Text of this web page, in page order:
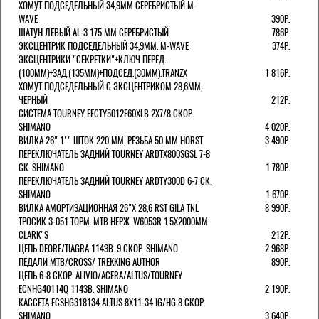
ХОМУТ ПОДСЕДЕЛЬНЫЙ 34,9ММ СЕРЕБРИСТЫЙ M-
WAVE
390Р.
ШАТУН ЛЕВЫЙ AL-3 175 ММ СЕРЕБРИСТЫЙ
786Р.
ЭКСЦЕНТРИК ПОДСЕДЕЛЬНЫЙ 34,9ММ. M-WAVE
374Р.
ЭКСЦЕНТРИКИ "СЕКРЕТКИ"+КЛЮЧ ПЕРЕД.
(100ММ)+ЗАД.(135ММ)+ПОДСЕД.(30ММ).TRANZX
1 816Р.
ХОМУТ ПОДСЕДЕЛЬНЫЙ С ЭКСЦЕНТРИКОМ 28,6ММ,
ЧЕРНЫЙ
212Р.
СИСТЕМА TOURNEY EFCTY5012E60XLB 2X7/8 СКОР.
SHIMANO
4 020Р.
ВИЛКА 26" 1'' ШТОК 220 ММ, РЕЗЬБА 50 ММ HORST
3 490Р.
ПЕРЕКЛЮЧАТЕЛЬ ЗАДНИЙ TOURNEY ARDTX800SGSL 7-8
СК. SHIMANO
1 780Р.
ПЕРЕКЛЮЧАТЕЛЬ ЗАДНИЙ TOURNEY ARDTY300D 6-7 СК.
SHIMANO
1 670Р.
ВИЛКА АМОРТИЗАЦИОННАЯ 26"Х 28,6 RST GILA TNL
8 990Р.
ТРОСИК 3-051 ТОРМ. MTB НЕРЖ. W6053R 1.5Х2000ММ
СLARK'S
212Р.
ЦЕПЬ DEORE/TIAGRA 114ЗВ. 9 СКОР. SHIMANO
2 968Р.
ПЕДАЛИ MTB/CROSS/ TREKKING AUTHOR
890Р.
ЦЕПЬ 6-8 СКОР. ALIVIO/ACERA/ALTUS/TOURNEY
ECNHG40114Q 114ЗВ. SHIMANO
2 190Р.
КАССЕТА ECSHG318134 ALTUS 8Х11-34 IG/HG 8 СКОР.
SHIMANO
3 640Р.